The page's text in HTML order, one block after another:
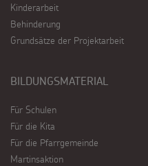
Kinderarbeit
Behinderung
Grundsätze der Projektarbeit
BILDUNGSMATERIAL
Für Schulen
Für die Kita
Für die Pfarrgemeinde
Martinsaktion